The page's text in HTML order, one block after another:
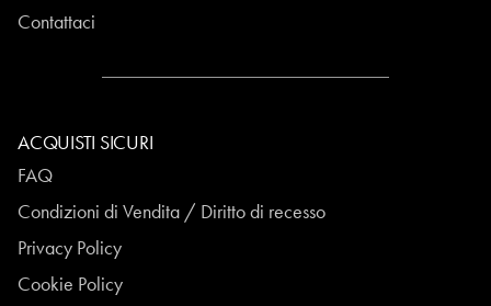
Contattaci
ACQUISTI SICURI
FAQ
Condizioni di Vendita / Diritto di recesso
Privacy Policy
Cookie Policy